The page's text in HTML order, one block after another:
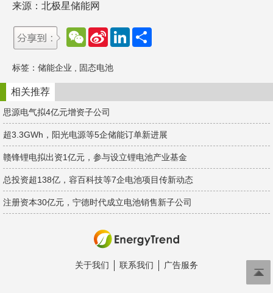
来源：北极星储能网
W
e
a
t
S
a
W
e
b
o
L
d
n
标签： 储能企业 固态电池
相关推荐
思源电气拟4亿元增资子公司
超3.3GWh，阳光电源等5企储能订单新进展
赣锋锂电拟出资1亿元，参与设立锂电池产业基金
总投资超138亿，容百科技等7企电池项目传新动态
注册资本30亿元，宁德时代成立电池销售新子公司
关于我们 联系我们 广告服务